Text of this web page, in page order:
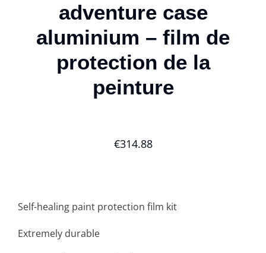
adventure case
aluminium – film de
protection de la
peinture
€314.88
Self-healing paint protection film kit
Extremely durable